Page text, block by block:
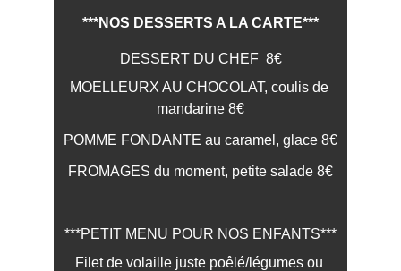
***NOS DESSERTS A LA CARTE***
DESSERT DU CHEF  8€
MOELLEURX AU CHOCOLAT, coulis de
mandarine 8€
POMME FONDANTE au caramel, glace 8€
FROMAGES du moment, petite salade 8€
***PETIT MENU POUR NOS ENFANTS***
Filet de volaille juste poêlé/légumes ou